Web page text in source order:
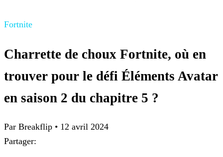
Fortnite
Charrette de choux Fortnite, où en
trouver pour le défi Éléments Avatar
en saison 2 du chapitre 5 ?
Par Breakflip • 12 avril 2024
Partager: